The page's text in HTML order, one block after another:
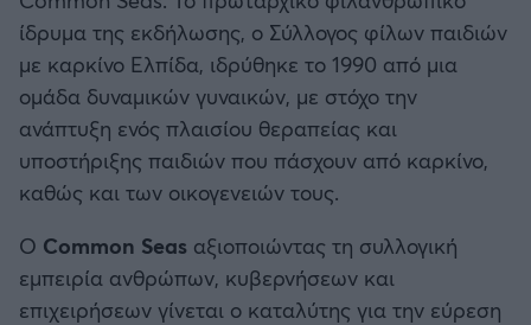
ίδρυμα της εκδήλωσης, ο Σύλλογος φίλων παιδιών
με καρκίνο Ελπίδα, ιδρύθηκε το 1990 από μια
ομάδα δυναμικών γυναικών, με στόχο την
ανάπτυξη ενός πλαισίου θεραπείας και
υποστήριξης παιδιών που πάσχουν από καρκίνο,
καθώς και των οικογενειών τους.
Ο Common Seas αξιοποιώντας τη συλλογική
εμπειρία ανθρώπων, κυβερνήσεων και
επιχειρήσεων γίνεται ο καταλύτης για την εύρεση